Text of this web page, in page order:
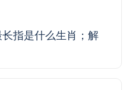
指是什么生肖；解